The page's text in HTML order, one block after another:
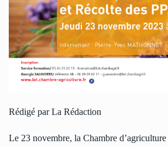
Rédigé par La Rédaction
Le 23 novembre, la Chambre